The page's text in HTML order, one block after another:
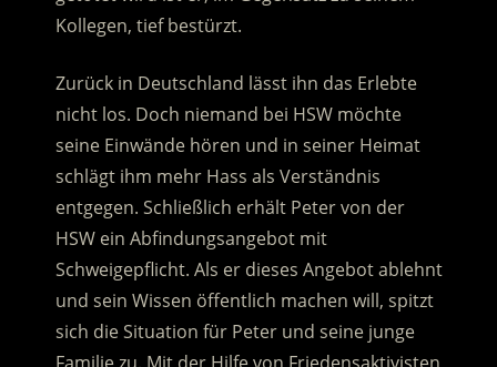
Kollegen, tief bestürzt.
Zurück in Deutschland lässt ihn das Erlebte
nicht los. Doch niemand bei HSW möchte
seine Einwände hören und in seiner Heimat
schlägt ihm mehr Hass als Verständnis
entgegen. Schließlich erhält Peter von der
HSW ein Abfindungsangebot mit
Schweigepflicht. Als er dieses Angebot ablehnt
und sein Wissen öffentlich machen will, spitzt
sich die Situation für Peter und seine junge